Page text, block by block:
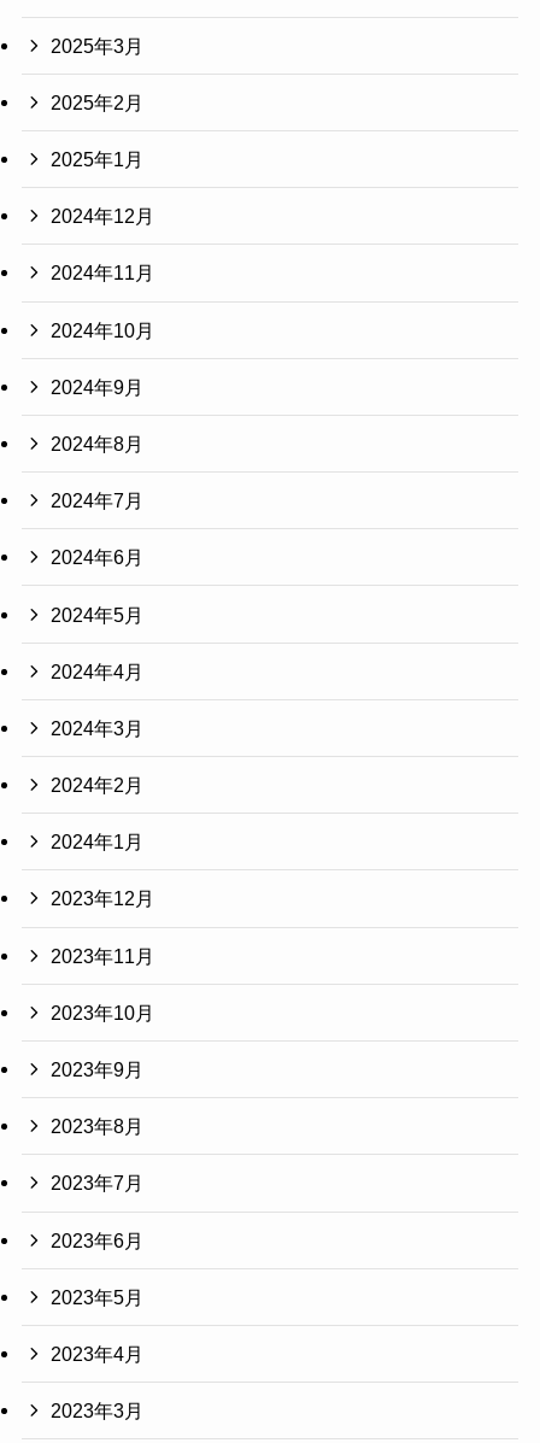
2025年3月
2025年2月
2025年1月
2024年12月
2024年11月
2024年10月
2024年9月
2024年8月
2024年7月
2024年6月
2024年5月
2024年4月
2024年3月
2024年2月
2024年1月
2023年12月
2023年11月
2023年10月
2023年9月
2023年8月
2023年7月
2023年6月
2023年5月
2023年4月
2023年3月